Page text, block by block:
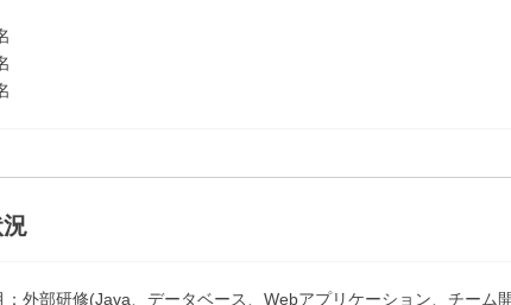
：外部研修(Java、データベース、Webアプリケーション、チーム